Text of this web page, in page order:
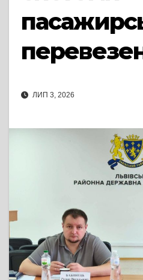
ЛИП 3, 2026